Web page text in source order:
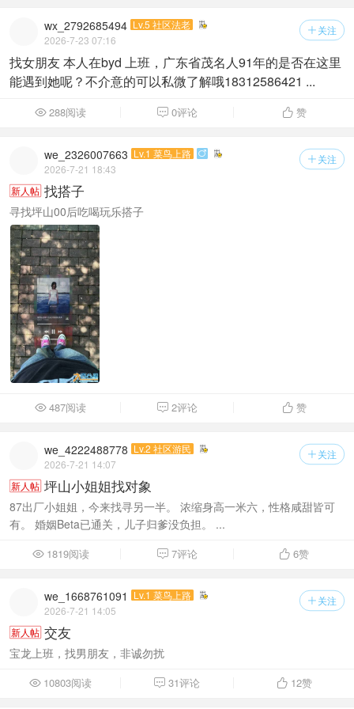
 关注
wx_2792685494 Lv.5 社区法老
2026-7-23 07:16
找女朋友 本人在byd 上班，广东省茂名人91年的是否在这里
能遇到她呢？不介意的可以私微了解哦18312586421 ...
288阅读  0评论  赞
 关注
we_2326007663 Lv.1 菜鸟上路 
2026-7-21 18:43
新人帖 找搭子
寻找坪山00后吃喝玩乐搭子
487阅读  2评论  赞
 关注
we_4222488778 Lv.2 社区游民
2026-7-21 14:07
新人帖 坪山小姐姐找对象
87出厂小姐姐，今来找寻另一半。 浓缩身高一米六，性格咸甜皆可
有。 婚姻Beta已通关，儿子归爹没负担。 ...
 1819阅读  7评论  6赞
 关注
we_1668761091
Lv.1 菜鸟上路
2026-7-21 14:05
新人帖 交友
宝龙上班，找男朋友，非诚勿扰
 10803阅读  31评论  12赞